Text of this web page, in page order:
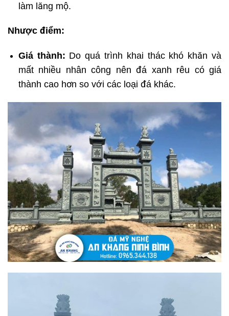
làm lăng mộ.
Nhược điểm:
Giá thành: Do quá trình khai thác khó khăn và
mất nhiều nhân công nên đá xanh rêu có giá
thành cao hơn so với các loại đá khác.